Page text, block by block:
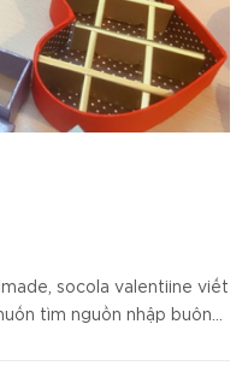
socola valentiine viết
tìm nguồn nhập buôn...